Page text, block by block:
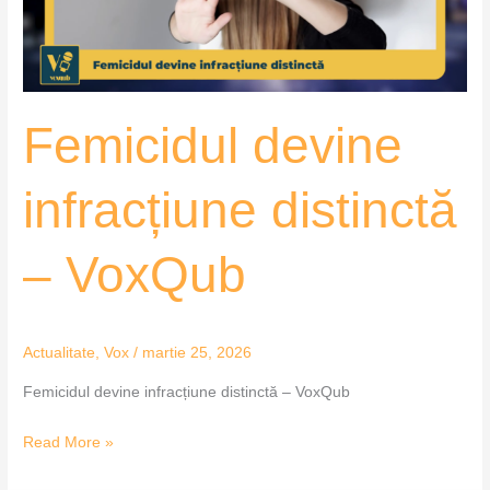
Femicidul devine
infracțiune distinctă
– VoxQub
Actualitate,Vox / martie 25, 2026
Femicidul devine infracțiune distinctă – VoxQub
Read More »